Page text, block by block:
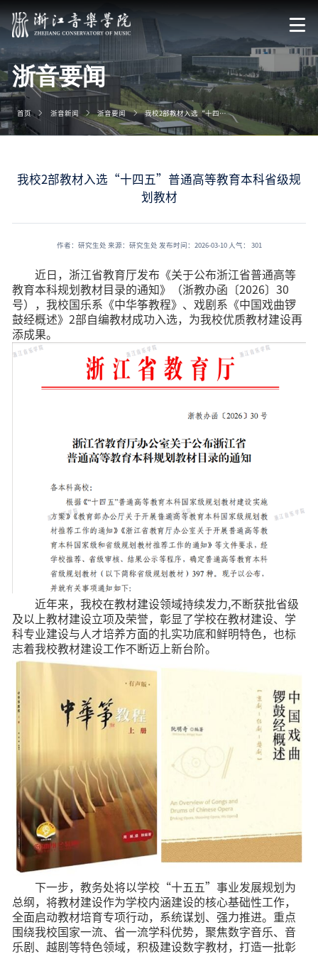
首页 浙音新闻 浙音要闻 我校2部教材入选“十四五”普通高等教育本科省级规划教材
浙音要闻
我校2部教材入选“十四五”普通高等教育本科省级规
划教材
作者：研究生处 来源：研究生处 发布时间：2026-03-10 人气： 301
近日，浙江省教育厅发布《关于公布浙江省普通高等
教育本科规划教材目录的通知》（浙教办函〔2026〕30
号），我校国乐系《中华筝教程》、戏剧系《中国戏曲锣
鼓经概述》2部自编教材成功入选，为我校优质教材建设再
添成果。
近年来，我校在教材建设领域持续发力,不断获批省级
及以上教材建设立项及荣誉，彰显了学校在教材建设、学
科专业建设与人才培养方面的扎实功底和鲜明特色，也标
志着我校教材建设工作不断迈上新台阶。
下一步，教务处将以学校“十五五”事业发展规划为
总纲，将教材建设作为学校内涵建设的核心基础性工作，
全面启动教材培育专项行动，系统谋划、强力推进。重点
围绕我校国家一流、省一流学科优势，聚焦数字音乐、音
乐剧、越剧等特色领域，积极建设数字教材，打造一批彰